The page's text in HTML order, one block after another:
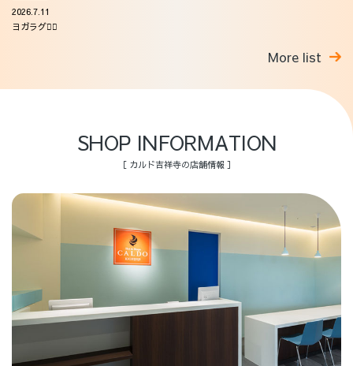
2026.7.11
ヨガラグ🧘‍♀️
More list
SHOP INFORMATION
［ カルド吉祥寺の店舗情報 ］